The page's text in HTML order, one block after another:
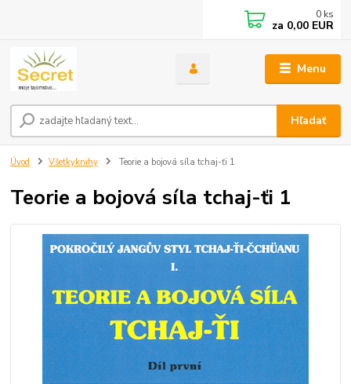
Menu
Hľadať
0 ks
za 0,00 EUR
Úvod Všetkyknihy Teorie a bojová síla tchaj-ťi 1
Teorie a bojová síla tchaj-ťi 1